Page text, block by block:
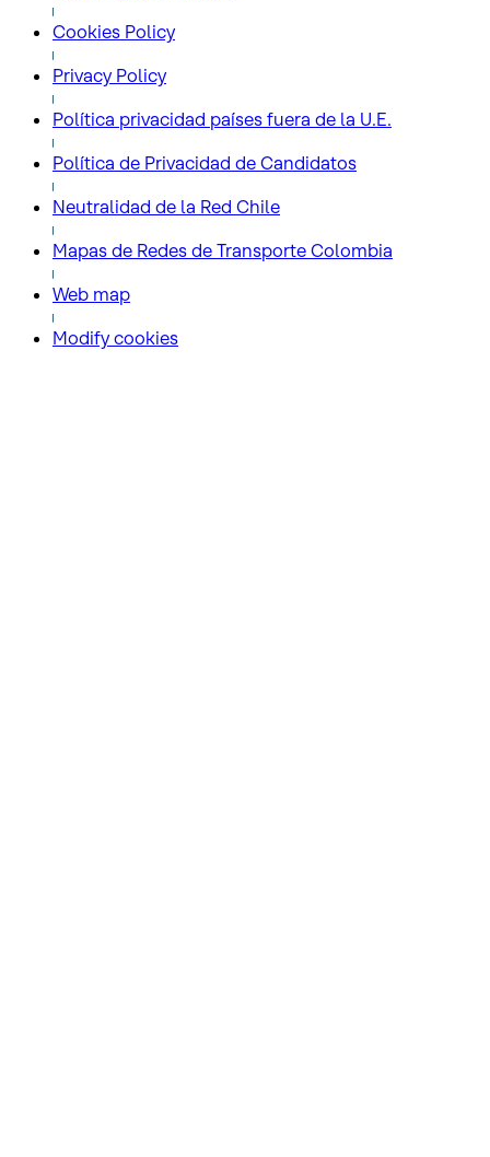
Cookies Policy
Privacy Policy
Política privacidad países fuera de la U.E.
Política de Privacidad de Candidatos
Neutralidad de la Red Chile
Mapas de Redes de Transporte Colombia
Web map
Modify cookies